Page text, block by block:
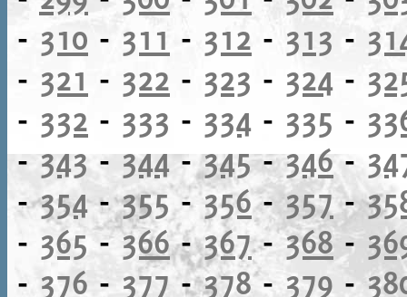
- 310 - 311 - 312 - 313 -
- 321 - 322 - 323 - 324 -
- 332 - 333 - 334 - 335 -
-343-344-345-346-
-354-355-356-357-
- 365-366-367-368-
- 376 - 377-378- 379 -